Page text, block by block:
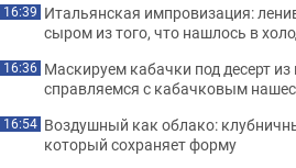
16:39 Итальянская импровизация:
сыром из того, что нашлось в
16:36 Маскируем кабачки под десерт
справляемся с кабачковым
16:54 Воздушный как облако:
который сохраняет форму